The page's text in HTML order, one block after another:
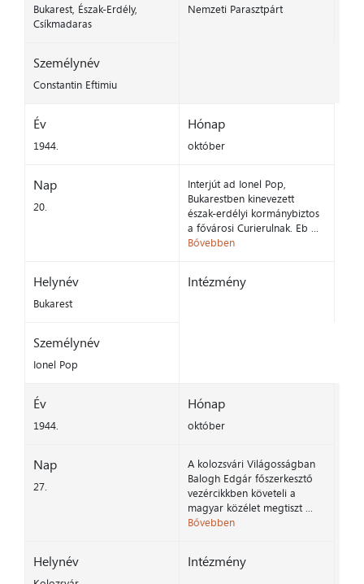
Bukarest, Észak-Erdély,
Csíkmadaras
Nemzeti Parasztpárt
Személynév
Constantin Eftimiu
Év
1944.
Hónap
október
Nap
20.
Interjút ad Ionel Pop,
Bukarestben kinevezett
észak-erdélyi kormánybiztos
a fővárosi Curierulnak. Eb ...
Bővebben
Helynév
Bukarest
Intézmény
Személynév
Ionel Pop
Év
1944.
Hónap
október
Nap
27.
A kolozsvári Világosságban
Balogh Edgár főszerkesztő
vezércikkben követeli a
magyar közélet megtiszt ...
Bővebben
Helynév Intézmény